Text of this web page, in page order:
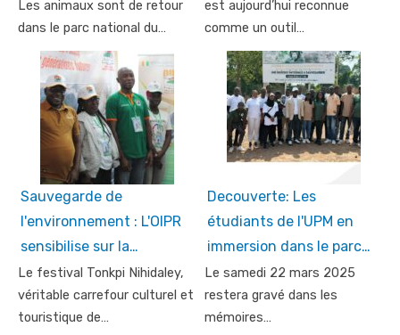
Les animaux sont de retour
dans le parc national du…
est aujourd’hui reconnue
comme un outil…
Sauvegarde de
l'environnement : L'OIPR
sensibilise sur la…
Le festival Tonkpi Nihidaley,
véritable carrefour culturel et
touristique de…
Decouverte: Les
étudiants de l'UPM en
immersion dans le parc…
Le samedi 22 mars 2025
restera gravé dans les
mémoires…